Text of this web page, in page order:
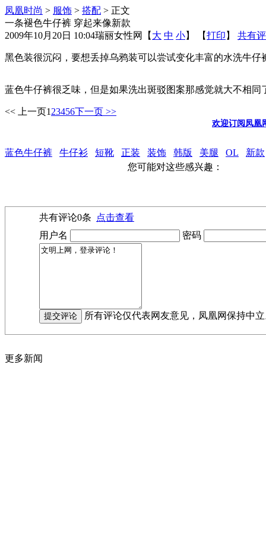
凤凰时尚 > 服饰 > 搭配 > 正文
一条褪色牛仔裤 穿起来像新款
2009年10月20日 10:04瑞丽女性网 【 大 中 小】 【打印 】 共有
黑色装很沉闷，要想丢掉乌鸦装可以尝试变化丰富的水洗牛仔
蓝色牛仔裤很乏味，但是如果洗出斑驳图案那感觉就大不相同
<< 上一页1 23456下一页 >>
欢迎订阅凤凰
蓝色牛仔裤 牛仔衫 短靴 正装 装饰 韩版 美腿 OL
新款
您可能对这些感兴趣：
共有评论0条
点击查看
用户名
密码
所有评论仅代表网友意见，凤凰网保持中
更多新闻